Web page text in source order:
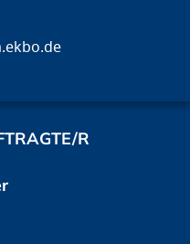
R